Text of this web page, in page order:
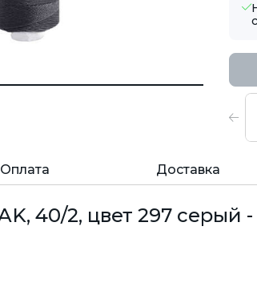
Оплата Доставка
40/2, цвет 297 серый